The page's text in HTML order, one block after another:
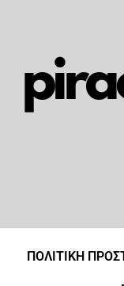
ΠΟΛΙΤΙΚΗ